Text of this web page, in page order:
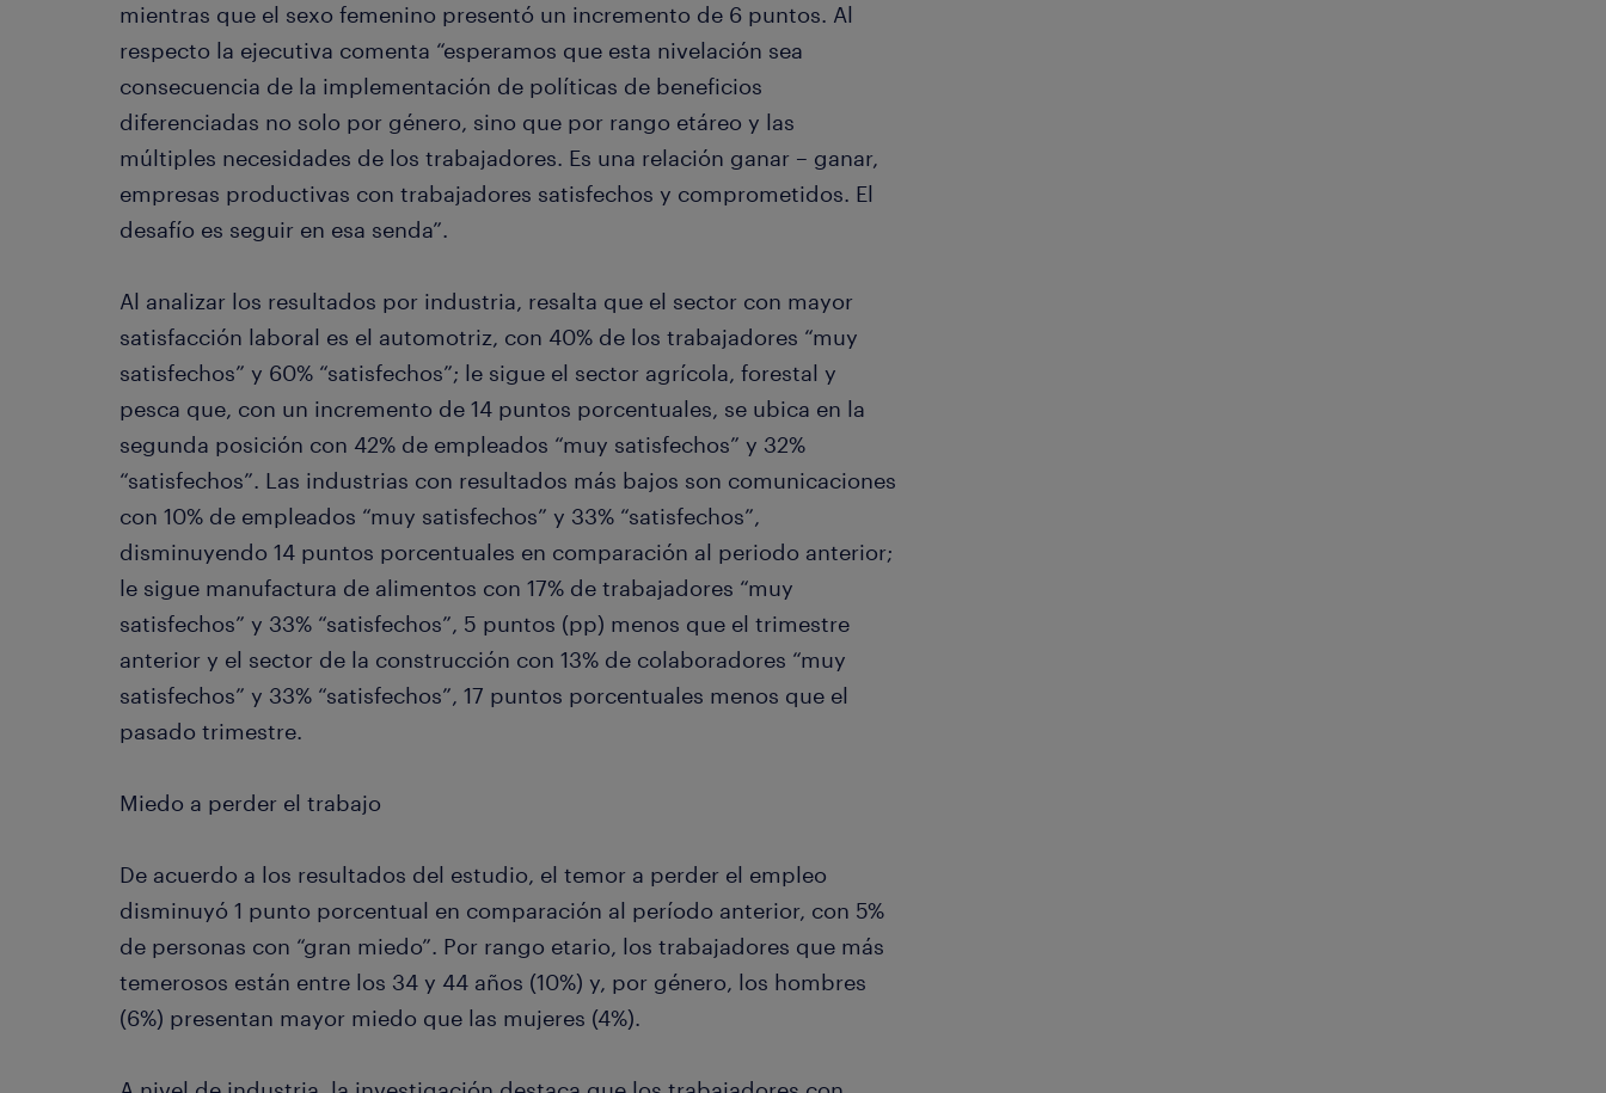
mientras que el sexo femenino presentó un incremento de 6 puntos. Al
respecto la ejecutiva comenta “esperamos que esta nivelación sea
consecuencia de la implementación de políticas de beneficios
diferenciadas no solo por género, sino que por rango etáreo y las
múltiples necesidades de los trabajadores. Es una relación ganar – ganar,
empresas productivas con trabajadores satisfechos y comprometidos. El
desafío es seguir en esa senda”.
Al analizar los resultados por industria, resalta que el sector con mayor
satisfacción laboral es el automotriz, con 40% de los trabajadores “muy
satisfechos” y 60% “satisfechos”; le sigue el sector agrícola, forestal y
pesca que, con un incremento de 14 puntos porcentuales, se ubica en la
segunda posición con 42% de empleados “muy satisfechos” y 32%
“satisfechos”. Las industrias con resultados más bajos son comunicaciones
con 10% de empleados “muy satisfechos” y 33% “satisfechos”,
disminuyendo 14 puntos porcentuales en comparación al periodo anterior;
le sigue manufactura de alimentos con 17% de trabajadores “muy
satisfechos” y 33% “satisfechos”, 5 puntos (pp) menos que el trimestre
anterior y el sector de la construcción con 13% de colaboradores “muy
satisfechos” y 33% “satisfechos”, 17 puntos porcentuales menos que el
pasado trimestre.
Miedo a perder el trabajo
De acuerdo a los resultados del estudio, el temor a perder el empleo
disminuyó 1 punto porcentual en comparación al período anterior, con 5%
de personas con “gran miedo”. Por rango etario, los trabajadores que más
temerosos están entre los 34 y 44 años (10%) y, por género, los hombres
(6%) presentan mayor miedo que las mujeres (4%).